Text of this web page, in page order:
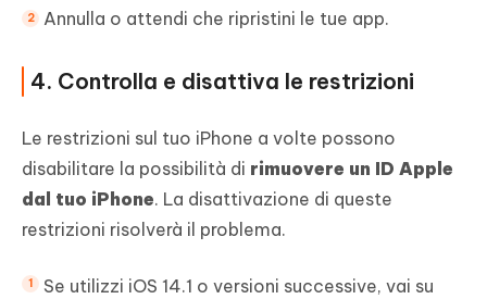
Annulla o attendi che ripristini le tue app.
4. Controlla e disattiva le restrizioni
Le restrizioni sul tuo iPhone a volte possono
disabilitare la possibilità di rimuovere un ID Apple
dal tuo iPhone. La disattivazione di queste
restrizioni risolverà il problema.
Se utilizzi iOS 14.1 o versioni successive, vai su